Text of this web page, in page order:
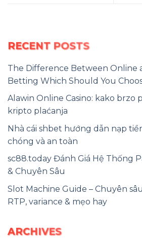
RECENT POSTS
The Difference Between Online
Betting Which Should You
Alawin Online Casino: kako brzo
kripto plaćanja
Nhà cái shbet hướng dẫn nạp
chóng và an toàn
sc88.today Đánh Giá Hệ Thống
& Chuyên Sâu
Slot Machine Guide – Chuyên
RTP, variance & mẹo hay
ARCHIVES